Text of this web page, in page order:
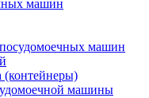
машин
машин
(контейнеры)
машины